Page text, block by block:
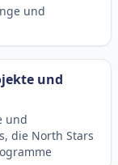
und
und
und
die North Stars